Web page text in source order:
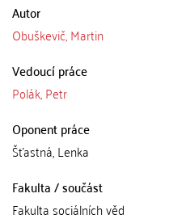
Autor
Obuškevič, Martin
Vedoucí práce
Polák, Petr
Oponent práce
Šťastná, Lenka
Fakulta / součást
Fakulta sociálních věd